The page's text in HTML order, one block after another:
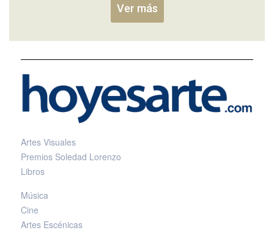
Ver más
Artes Visuales
Premios Soledad Lorenzo
Libros
Música
Cine
Artes Escénicas